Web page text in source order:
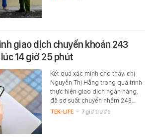
giao dịch chuyển khoản 243
14 giờ 25 phút
Kết quả xác minh cho thấy, chị
Nguyễn Thị Hằng trong quá trình
thực hiện giao dịch ngân hàng,
đã sơ suất chuyển nhầm 243…
TEK-LIFE - 7 giờ trước